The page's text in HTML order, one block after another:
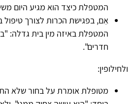
המטפלת כיצד הוא מגיע היום
אֵם, בפגישת הכרות לצורך
המטפלת באיזה מין בית גדלה:
חדרים".
ולחילופין:
מטופלת אומרת על בחור שלא